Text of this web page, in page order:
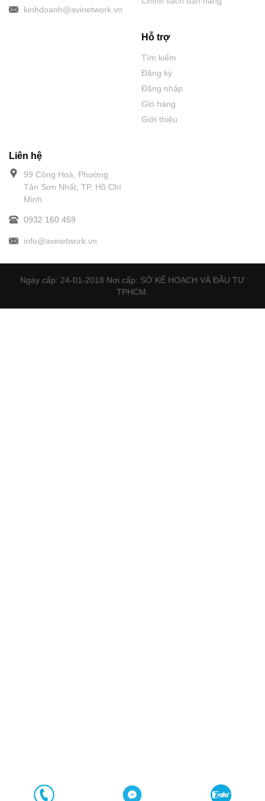
kinhdoanh@avinetwork.vn
Hỗ trợ
Tìm kiếm
Đăng ký
Đăng nhập
Giỏ hàng
Giới thiệu
Liên hệ
99 Cộng Hoà, Phường
Tân Sơn Nhất, TP. Hồ Chí
Minh
0932 160 459
info@avinetwork.vn
Ngày cấp: 24-01-2018 Nơi cấp: SỞ KẾ HOẠCH VÀ ĐẦU TƯ
TPHCM.